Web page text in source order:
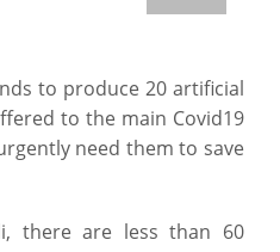
to produce 20 artificial
to the main Covid19
need them to save
there are less than 60